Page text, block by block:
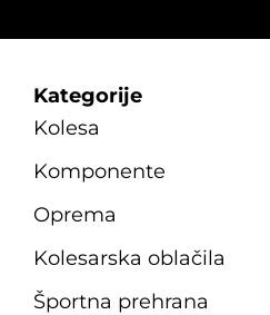
Kategorije
Kolesa
Komponente
Oprema
Kolesarska oblačila
Športna prehrana